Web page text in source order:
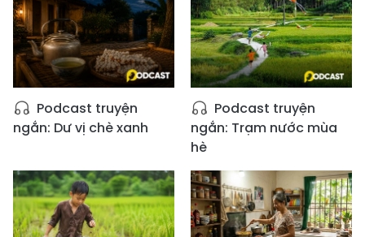
Podcast truyện
ngắn: Dư vị chè xanh
Podcast truyện
ngắn: Trạm nước mùa
hè